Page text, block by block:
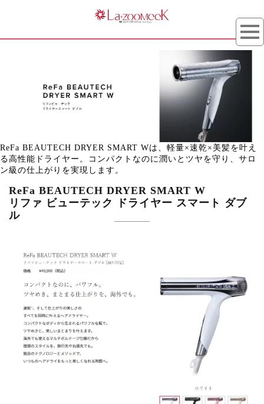
ReFa BEAUTECH DRYER SMART Wは、軽量×速乾×美髪を叶え
る高性能ドライヤー。コンパクトなのに潤いとツヤを守り、サロ
ン級の仕上がりを実現します。
ReFa BEAUTECH DRYER SMART W
リファ ビューテック ドライヤー スマート ダブ
ル